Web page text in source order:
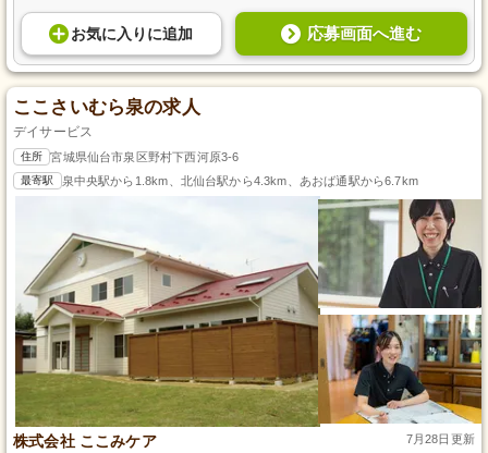
お気に入り に追加 応募画面へ進む
ここさいむら泉の求人
デイサービス
住所 宮城県仙台市泉区野村下西河原3-6
最寄駅 泉中央駅から1.8km、北仙台駅から4.3km、あおば通駅から6.7km
株式会社 ここみケア 7月28日更新